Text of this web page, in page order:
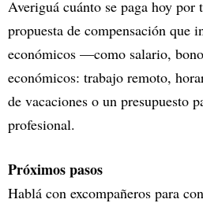
Averiguá cuánto se paga hoy por
propuesta de compensación que
económicos —como salario,
económicos: trabajo remoto,
de vacaciones o un presupuesto
profesional.
Próximos pasos
Hablá con excompañeros para